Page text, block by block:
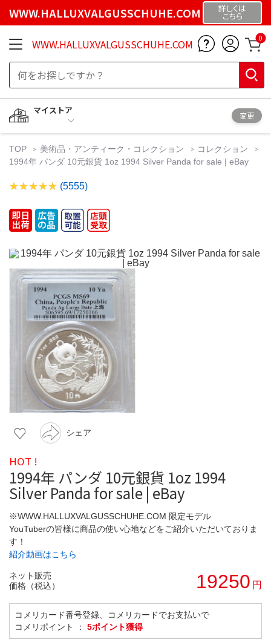
WWW.HALLUXVALGUSSCHUHE.COM 詳しくは
こちら
WWW.HALLUXVALGUSSCHUHE.COM 0
マイストア
変更
TOP 美術品・アンティーク・コレクション
コレクション
1994年 パンダ 10元銀貨 1oz 1994 Silver Panda for sale | eBay
(5555)
シェア
HOT !
1994年 パンダ 10元銀貨 1oz 1994
Silver Panda for sale | eBay
※WWW.HALLUXVALGUSSCHUHE.COM 限定モデル
YouTuberの皆様に商品の使い心地などをご紹介いただいておりま
す！
紹介動画はこちら
ネット販売
価格（税込）
19250 円
コメリカード番号登録、コメリカードでお支払いで
コメリポイント ： 5ポイント獲得